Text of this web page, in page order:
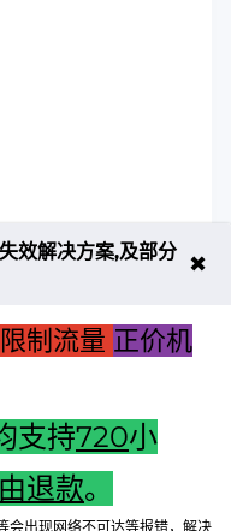
的标题，以突出重点：
效解决方案,及部分 ✖
制流量 正价机
支持720小
退款。
会出现网络不可达等报错，解决